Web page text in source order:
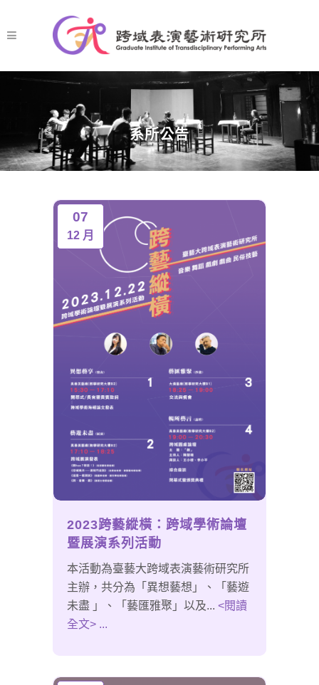
系所公告
07
12 月
2023跨藝縱橫：跨域學術論壇
暨展演系列活動
本活動為臺藝大跨域表演藝術研究所
主辦，共分為「異想藝想」、「藝遊
未盡 」、「藝匯雅聚」以及... <閱讀
全文> ...